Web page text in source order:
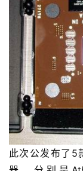
此次公发布了5